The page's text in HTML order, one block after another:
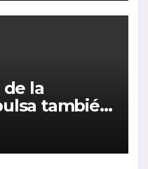
la
también
récord
de la
2025